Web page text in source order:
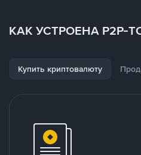
КАК УСТРОЕНА P2P-
Купить криптовалюту